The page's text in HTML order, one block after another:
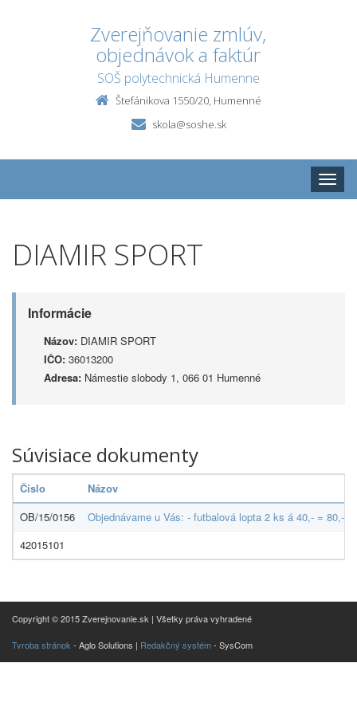
Zverejňovanie zmlúv,
objednávok a faktúr
SOŠ polytechnická Humenne
Štefánikova 1550/20, Humenné
skola@soshe.sk
Toggle
DIAMIR SPORT
Informácie
Názov: DIAMIR SPORT
IČO: 36013200
Adresa: Námestie slobody 1, 066 01 Humenné
Súvisiace dokumenty
Číslo
Názov
OB/15/0156
Objednávame u Vás: - futbalová lopta 2 ks á 40,- = 80,-
42015101
Copyright © 2015 Zverejnovanie.sk | Všetky práva vyhradené
Tvroba stránok - Aglo Solutions | Redakčný systém- SysCom